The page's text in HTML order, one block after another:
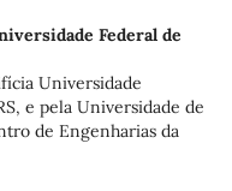
Federal de
Universidade
e pela Universidade de
de Engenharias da